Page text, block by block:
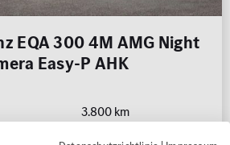
EQA 300 4M AMG Night
Easy-P AHK
3.800 km